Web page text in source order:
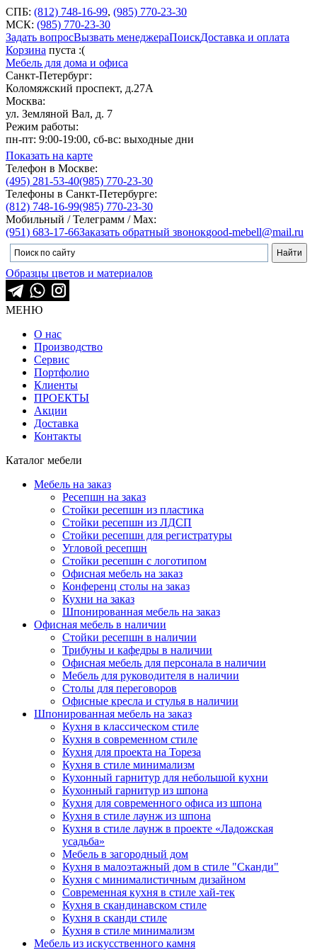
СПБ: (812) 748-16-99, (985) 770-23-30
МСК: (985) 770-23-30
Задать вопросВызвать менеджераПоискДоставка и оплата
Корзина пуста :(
Мебель для дома и офиса
Санкт-Петербург:
Коломяжский проспект, д.27А
Москва:
ул. Земляной Вал, д. 7
Режим работы:
пн-пт: 9:00-19:00, сб-вс: выходные дни
Показать на карте
Телефон в Москве:
(495) 281-53-40(985) 770-23-30
Телефоны в Санкт-Петербурге:
(812) 748-16-99(985) 770-23-30
Мобильный / Телеграмм / Max:
(951) 683-17-66Заказать обратный звонокgood-mebell@mail.ru
Образцы цветов и материалов
МЕНЮ
О нас
Производство
Сервис
Портфолио
Клиенты
ПРОЕКТЫ
Акции
Доставка
Контакты
Каталог мебели
Мебель на заказ
Ресепшн на заказ
Стойки ресепшн из пластика
Стойки ресепшн из ЛДСП
Стойки ресепшн для регистратуры
Угловой ресепшн
Стойки ресепшн с логотипом
Офисная мебель на заказ
Конференц столы на заказ
Кухни на заказ
Шпонированная мебель на заказ
Офисная мебель в наличии
Стойки ресепшн в наличии
Трибуны и кафедры в наличии
Офисная мебель для персонала в наличии
Мебель для руководителя в наличии
Столы для переговоров
Офисные кресла и стулья в наличии
Шпонированная мебель на заказ
Кухня в классическом стиле
Кухня в современном стиле
Кухня для проекта на Тореза
Кухня в стиле минимализм
Кухонный гарнитур для небольшой кухни
Кухонный гарнитур из шпона
Кухня для современного офиса из шпона
Кухня в стиле лаунж из шпона
Кухня в стиле лаунж в проекте «Ладожская
усадьба»
Мебель в загородный дом
Кухня в малоэтажный дом в стиле "Сканди"
Кухня с минималистичным дизайном
Современная кухня в стиле хай-тек
Кухня в скандинавском стиле
Кухня в сканди стиле
Кухня в стиле минимализм
Мебель из искусственного камня